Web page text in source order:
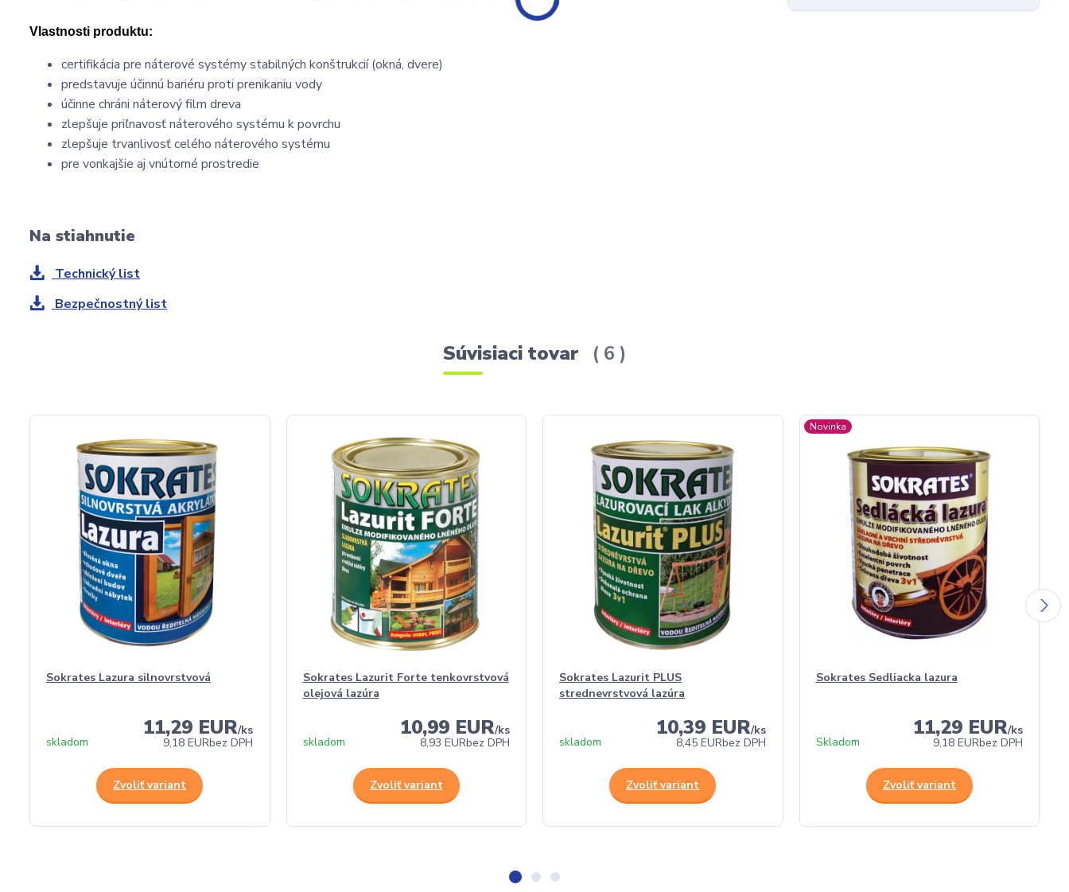
Vlastnosti produktu:
certifikácia pre náterové systémy stabilných konštrukcií (okná, dvere)
predstavuje účinnú bariéru proti prenikaniu vody
účinne chráni náterový film dreva
zlepšuje priľnavosť náterového systému k povrchu
zlepšuje trvanlivosť celého náterového systému
pre vonkajšie aj vnútorné prostredie
Na stiahnutie
Technický list
Bezpečnostný list
Súvisiaci tovar 6
Sokrates Lazura silnovrstvová
11,29 EUR/ks
9,18 EURbez DPH
skladom
Zvoliť variant
Sokrates Lazurit Forte tenkovrstvová
olejová lazúra
10,99 EUR/ks
8,93 EURbez DPH
skladom
Zvoliť variant
Sokrates Lazurit PLUS
strednevrstvová lazúra
10,39 EUR/ks
8,45 EURbez DPH
skladom
Zvoliť variant
Novinka
Sokrates Sedliacka lazura
11,29 EUR/ks
9,18 EURbez DPH
Skladom
Zvoliť variant